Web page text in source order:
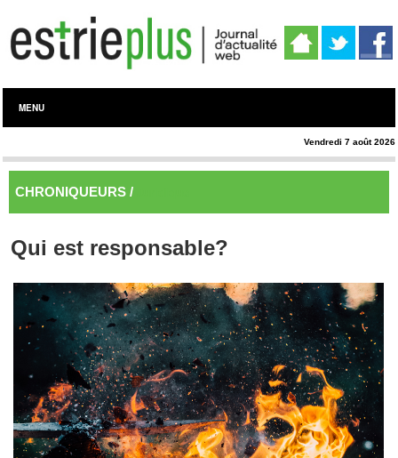
MENU
Vendredi 7 août 2026
CHRONIQUEURS /
Qui est responsable?